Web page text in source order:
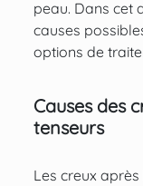
peau. Dans cet
causes
options de
Causes des
tenseurs
Les creux